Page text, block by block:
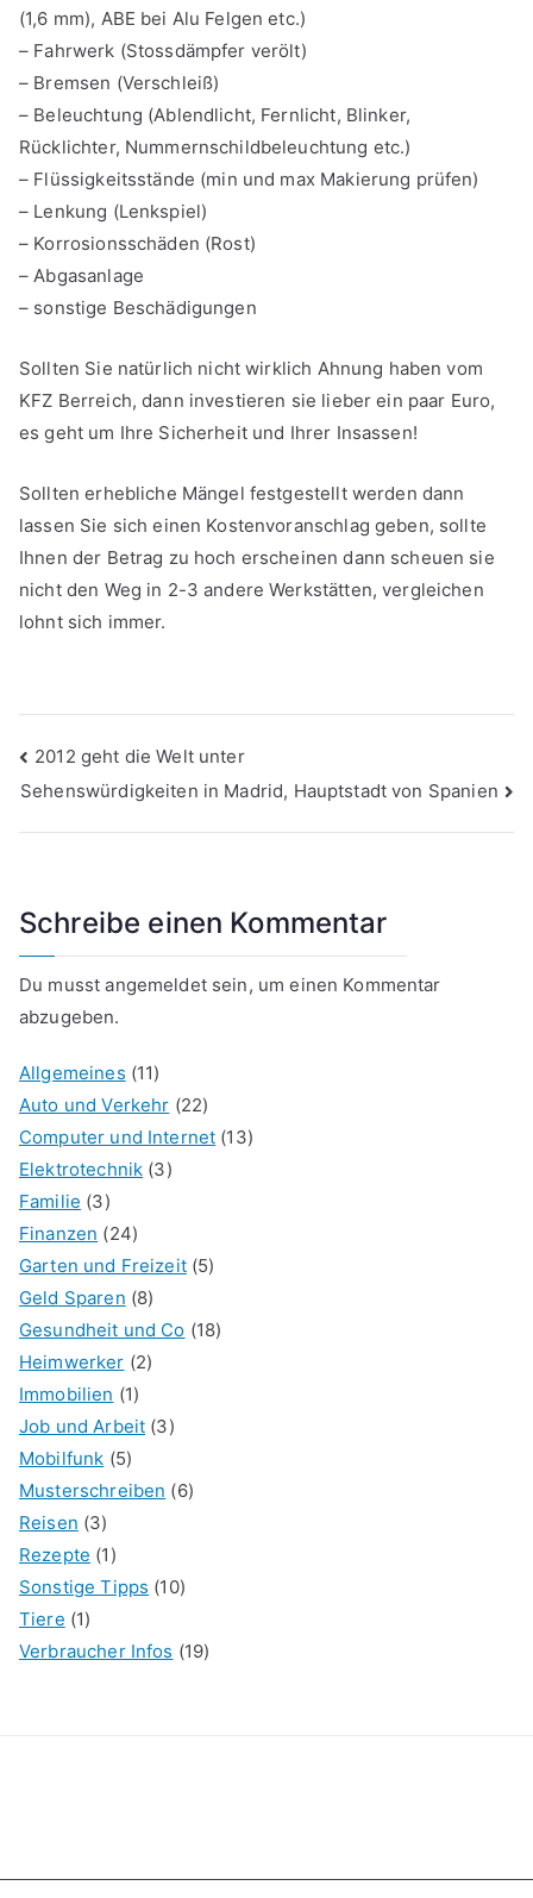
(1,6 mm), ABE bei Alu Felgen etc.)
– Fahrwerk (Stossdämpfer verölt)
– Bremsen (Verschleiß)
– Beleuchtung (Ablendlicht, Fernlicht, Blinker,
Rücklichter, Nummernschildbeleuchtung etc.)
– Flüssigkeitsstände (min und max Makierung prüfen)
– Lenkung (Lenkspiel)
– Korrosionsschäden (Rost)
– Abgasanlage
– sonstige Beschädigungen
Sollten Sie natürlich nicht wirklich Ahnung haben vom
KFZ Berreich, dann investieren sie lieber ein paar Euro,
es geht um Ihre Sicherheit und Ihrer Insassen!
Sollten erhebliche Mängel festgestellt werden dann
lassen Sie sich einen Kostenvoranschlag geben, sollte
Ihnen der Betrag zu hoch erscheinen dann scheuen sie
nicht den Weg in 2-3 andere Werkstätten, vergleichen
lohnt sich immer.
Beitragsnavigation
2012 geht die Welt unter
Sehenswürdigkeiten in Madrid, Hauptstadt von Spanien
Schreibe einen Kommentar
Du musstangemeldetsein, um einen Kommentar
abzugeben.
Allgemeines (11)
Auto und Verkehr (22)
Computer und Internet (13)
Elektrotechnik (3)
Familie (3)
Finanzen (24)
Garten und Freizeit(5)
Geld Sparen (8)
Gesundheit und Co (18)
Heimwerker (2)
Immobilien (1)
Job und Arbeit (3)
Mobilfunk (5)
Musterschreiben (6)
Reisen (3)
Rezepte (1)
Sonstige Tipps (10)
Tiere (1)
Verbraucher Infos (19)